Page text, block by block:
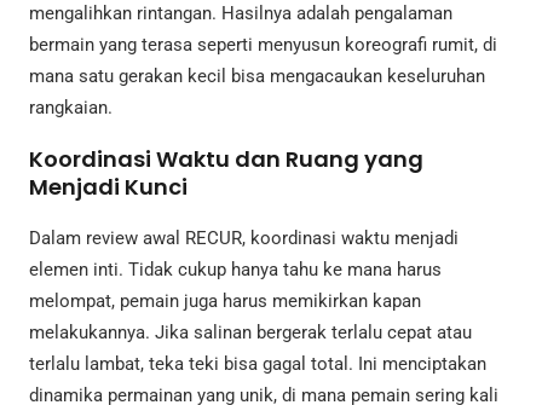
mengalihkan rintangan. Hasilnya adalah pengalaman
bermain yang terasa seperti menyusun koreografi rumit, di
mana satu gerakan kecil bisa mengacaukan keseluruhan
rangkaian.
Koordinasi Waktu dan Ruang yang
Menjadi Kunci
Dalam review awal RECUR, koordinasi waktu menjadi
elemen inti. Tidak cukup hanya tahu ke mana harus
melompat, pemain juga harus memikirkan kapan
melakukannya. Jika salinan bergerak terlalu cepat atau
terlalu lambat, teka teki bisa gagal total. Ini menciptakan
dinamika permainan yang unik, di mana pemain sering kali